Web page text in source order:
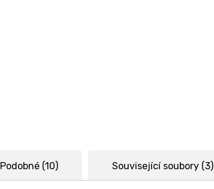
Podobné (10) Související soubory (3)